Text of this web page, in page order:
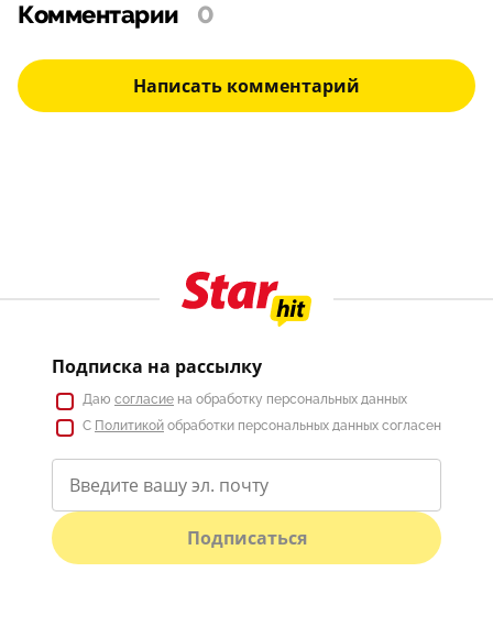
Комментарии 0
Написать комментарий
Подписка на рассылку
Даю согласие на обработку персональных данных
С Политикой обработки персональных данных согласен
Подписаться